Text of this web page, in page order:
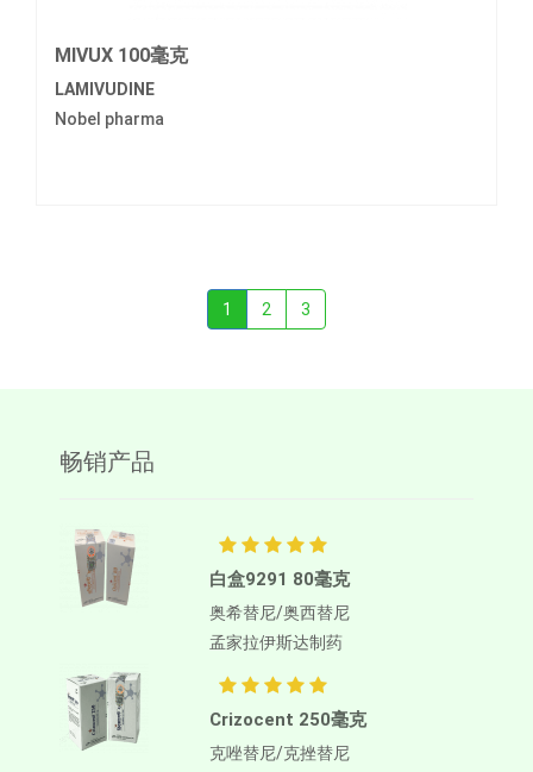
MIVUX 100毫克
LAMIVUDINE
Nobel pharma
1 2 3
畅销产品
白盒9291 80毫克
奥希替尼/奥西替尼
孟家拉伊斯达制药
Crizocent 250毫克
克唑替尼/克挫替尼